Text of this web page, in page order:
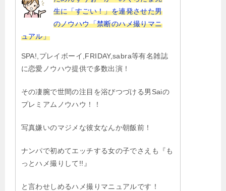
生に「すごい！」を連発させた男
のノウハウ「禁断のハメ撮りマニ
ュアル」
SPA!,プレイボーイ,FRIDAY,sabra等有名雑誌
に恋愛ノウハウ提供で多数出演！
その凄腕で世間の注目を浴びつづける男Saiの
プレミアムノウハウ！！
写真嫌いのマジメな彼女なんか朝飯前！
ナンパで初めてエッチする女の子でさえも『も
っとハメ撮りして!!』
と言わせしめるハメ撮りマニュアルです！